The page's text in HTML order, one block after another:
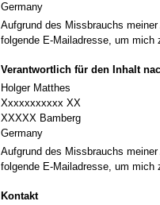
Germany
Aufgrund des Missbrauchs
folgende E-Mailadresse, um mich
Verantwortlich für den Inhalt
Holger Matthes
Xxxxxxxxxxx XX
XXXXX Bamberg
Germany
Aufgrund des Missbrauchs
folgende E-Mailadresse, um mich
Kontakt